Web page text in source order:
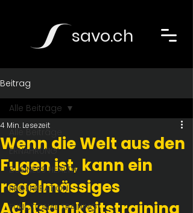
savo.ch
Beitrag
ERNÄHRUNG
BUSINESS HEALTH
REGENERATION
FUNCTIONAL TRAINING
Alle Beiträge
Wenn die Welt aus den
Fugen ist, kann ein
regelmässiges
4 Min. Lesezeit